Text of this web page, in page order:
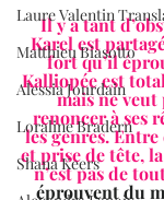
Laure Valentin
Matthieu Biasotto
Alessia Jourdain
Loraline Bradern
Shana Keers
Il y a tant
Karel est
fort qu’il
Kalliopée est
mais ne
renoncer à ses
les genres.
et prise de tête,
n’est pas de
éprouvent du